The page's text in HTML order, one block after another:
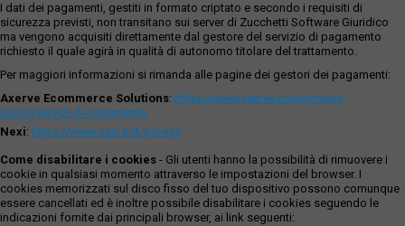
I dati dei pagamenti, gestiti in formato criptato e secondo i requisiti di
sicurezza previsti, non transitano sui server di Zucchetti Software Giuridico
ma vengono acquisiti direttamente dal gestore del servizio di pagamento
richiesto il quale agirà in qualità di autonomo titolare del trattamento.
Per maggiori informazioni si rimanda alle pagine dei gestori dei pagamenti:
Axerve Ecommerce Solutions: https://www.axerve.com/privacy-
policy/servizi-di-pagamento
Nexi: https://www.nexi.it/it/privacy
Come disabilitare i cookies - Gli utenti hanno la possibilità di rimuovere i
cookie in qualsiasi momento attraverso le impostazioni del browser. I
cookies memorizzati sul disco fisso del tuo dispositivo possono comunque
essere cancellati ed è inoltre possibile disabilitare i cookies seguendo le
indicazioni fornite dai principali browser, ai link seguenti: